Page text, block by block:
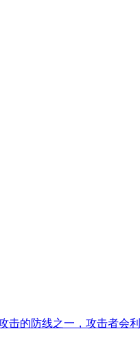
击的防线之一，攻击者会